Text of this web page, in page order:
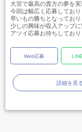
大宮で最高の貴方の夢を
今回は幅広く応募してお
早いもの勝ちとなっており
少しの興味が収入アップに
アツイ応募お待ちしており
Web応募
詳細を見